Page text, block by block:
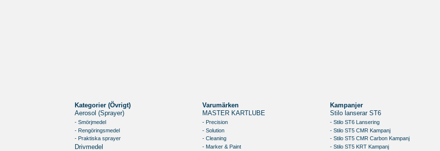
Kategorier (Övrigt)
Aerosol (Sprayer)
- Smörjmedel
- Rengöringsmedel
- Praktiska sprayer
Drivmedel
Varumärken
MASTER KARTLUBE
- Precision
- Solution
- Cleaning
- Marker & Paint
Kampanjer
Stilo lanserar ST6
- Stilo ST6 Lansering
- Stilo ST5 CMR Kampanj
- Stilo ST5 CMR Carbon Kampanj
- Stilo ST5 KRT Kampanj